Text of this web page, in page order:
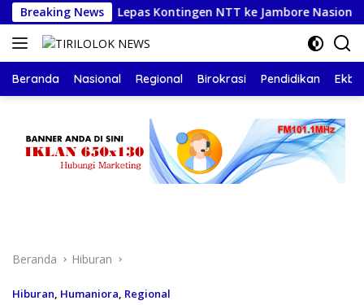
Langsung
ke
konten
Breaking NewsLepas Kontingen NTT ke Jambore Nasional XII,
Beranda Nasional Regional Birokrasi Pendidikan Ekbis
Beranda Hiburan
Hiburan, Humaniora, Regional